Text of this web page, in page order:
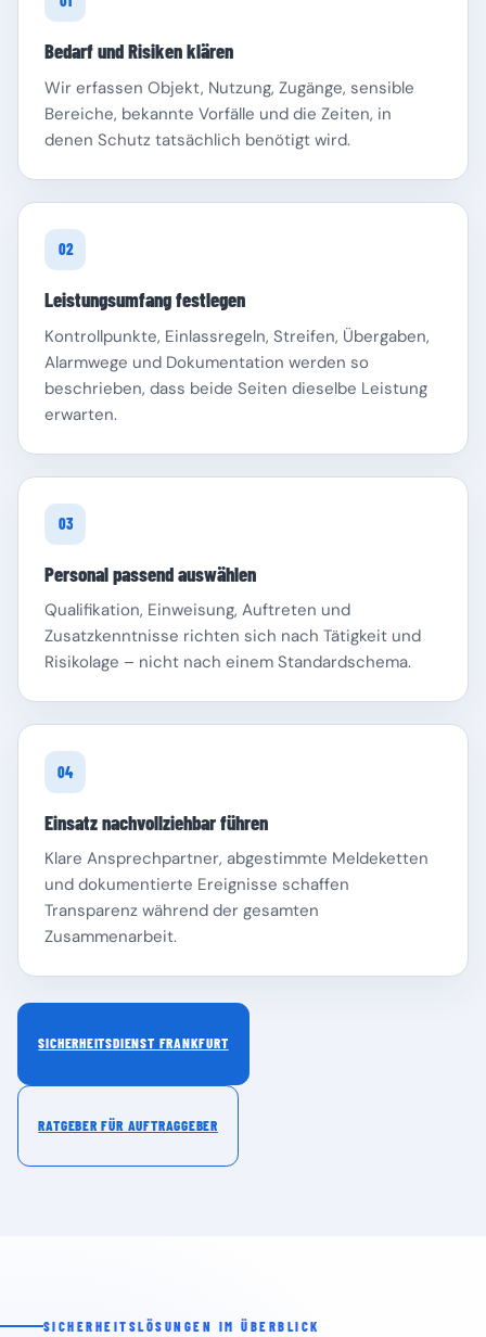
Schleswig-Holstein Thüringen
Bedarf und Risiken klären
Wir erfassen Objekt, Nutzung, Zugänge, sensible
Bereiche, bekannte Vorfälle und die Zeiten, in
denen Schutz tatsächlich benötigt wird.
02
Leistungsumfang festlegen
Kontrollpunkte, Einlassregeln, Streifen, Übergaben,
Alarmwege und Dokumentation werden so
beschrieben, dass beide Seiten dieselbe Leistung
erwarten.
03
Personal passend auswählen
Qualifikation, Einweisung, Auftreten und
Zusatzkenntnisse richten sich nach Tätigkeit und
Risikolage – nicht nach einem Standardschema.
04
Einsatz nachvollziehbar führen
Klare Ansprechpartner, abgestimmte Meldeketten
und dokumentierte Ereignisse schaffen
Transparenz während der gesamten
Zusammenarbeit.
SICHERHEITSDIENST FRANKFURT
RATGEBER FÜR AUFTRAGGEBER
SICHERHEITSLÖSUNGEN IM ÜBERBLICK